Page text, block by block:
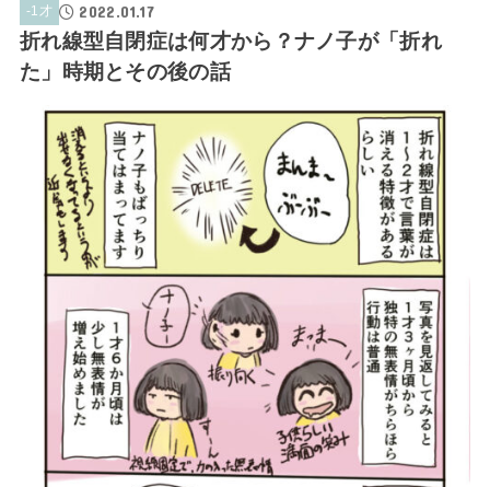
-1才 2022.01.17
折れ線型自閉症は何才から？ナノ子が「折れ
た」時期とその後の話